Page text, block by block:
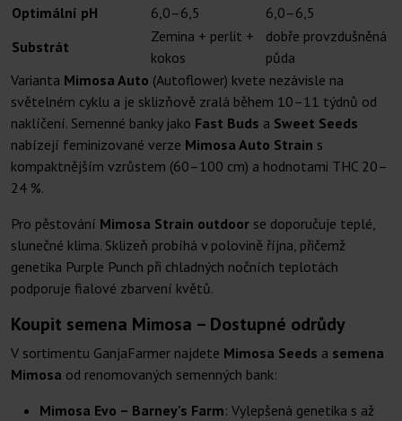
Optimální pH
6,0–6,5
6,0–6,5
Substrát
Zemina + perlit +
kokos
dobře provzdušněná
půda
Varianta Mimosa Auto (Autoflower) kvete nezávisle na
světelném cyklu a je sklizňově zralá během 10–11 týdnů od
naklíčení. Semenné banky jako Fast Buds a Sweet Seeds
nabízejí feminizované verze Mimosa Auto Strain s
kompaktnějším vzrůstem (60–100 cm) a hodnotami THC 20–
24 %.
Pro pěstování Mimosa Strain outdoor se doporučuje teplé,
slunečné klima. Sklizeň probíhá v polovině října, přičemž
genetika Purple Punch při chladných nočních teplotách
podporuje fialové zbarvení květů.
Koupit semena Mimosa – Dostupné odrůdy
V sortimentu GanjaFarmer najdete Mimosa Seeds a semena
Mimosa od renomovaných semenných bank:
Mimosa Evo – Barney's Farm: Vylepšená genetika s až